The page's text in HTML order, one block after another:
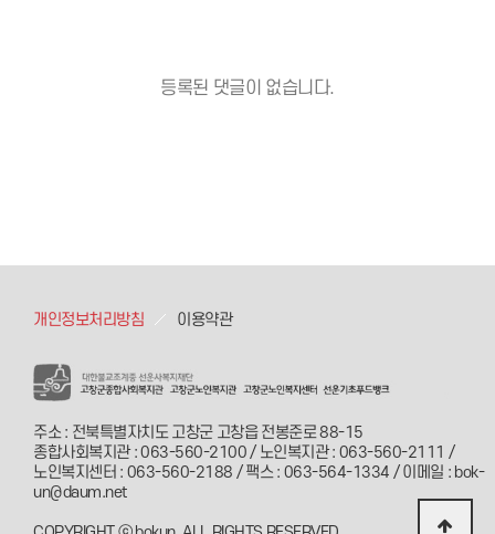
등록된 댓글이 없습니다.
개인정보처리방침 이용약관
주소 : 전북특별자치도 고창군 고창읍 전봉준로 88-15
종합사회복지관 : 063-560-2100 / 노인복지관 : 063-560-2111 /
노인복지센터 : 063-560-2188 / 팩스 : 063-564-1334 / 이메일 : bok-
un@daum.net